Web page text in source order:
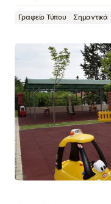
Γραφείο Τύπου Σημαντικά